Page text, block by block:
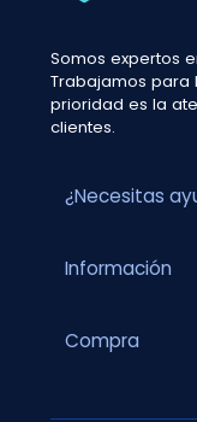
Somos expertos
Trabajamos para
prioridad es la
clientes.
¿Necesitas
Información
Compra